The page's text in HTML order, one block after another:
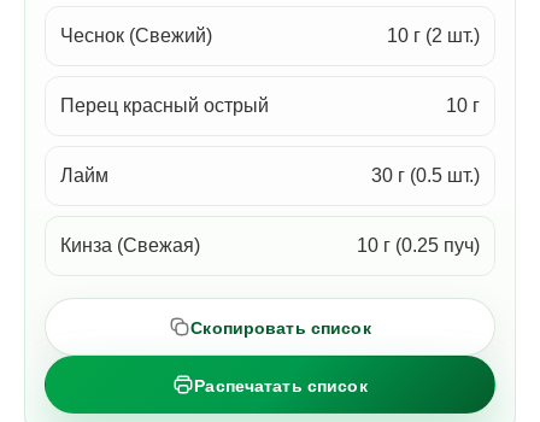
Чеснок (Свежий) 10 г (2 шт.)
Перец красный острый 10 г
Лайм 30 г (0.5 шт.)
Кинза (Свежая) 10 г (0.25 пуч)
Скопировать список
Распечатать список